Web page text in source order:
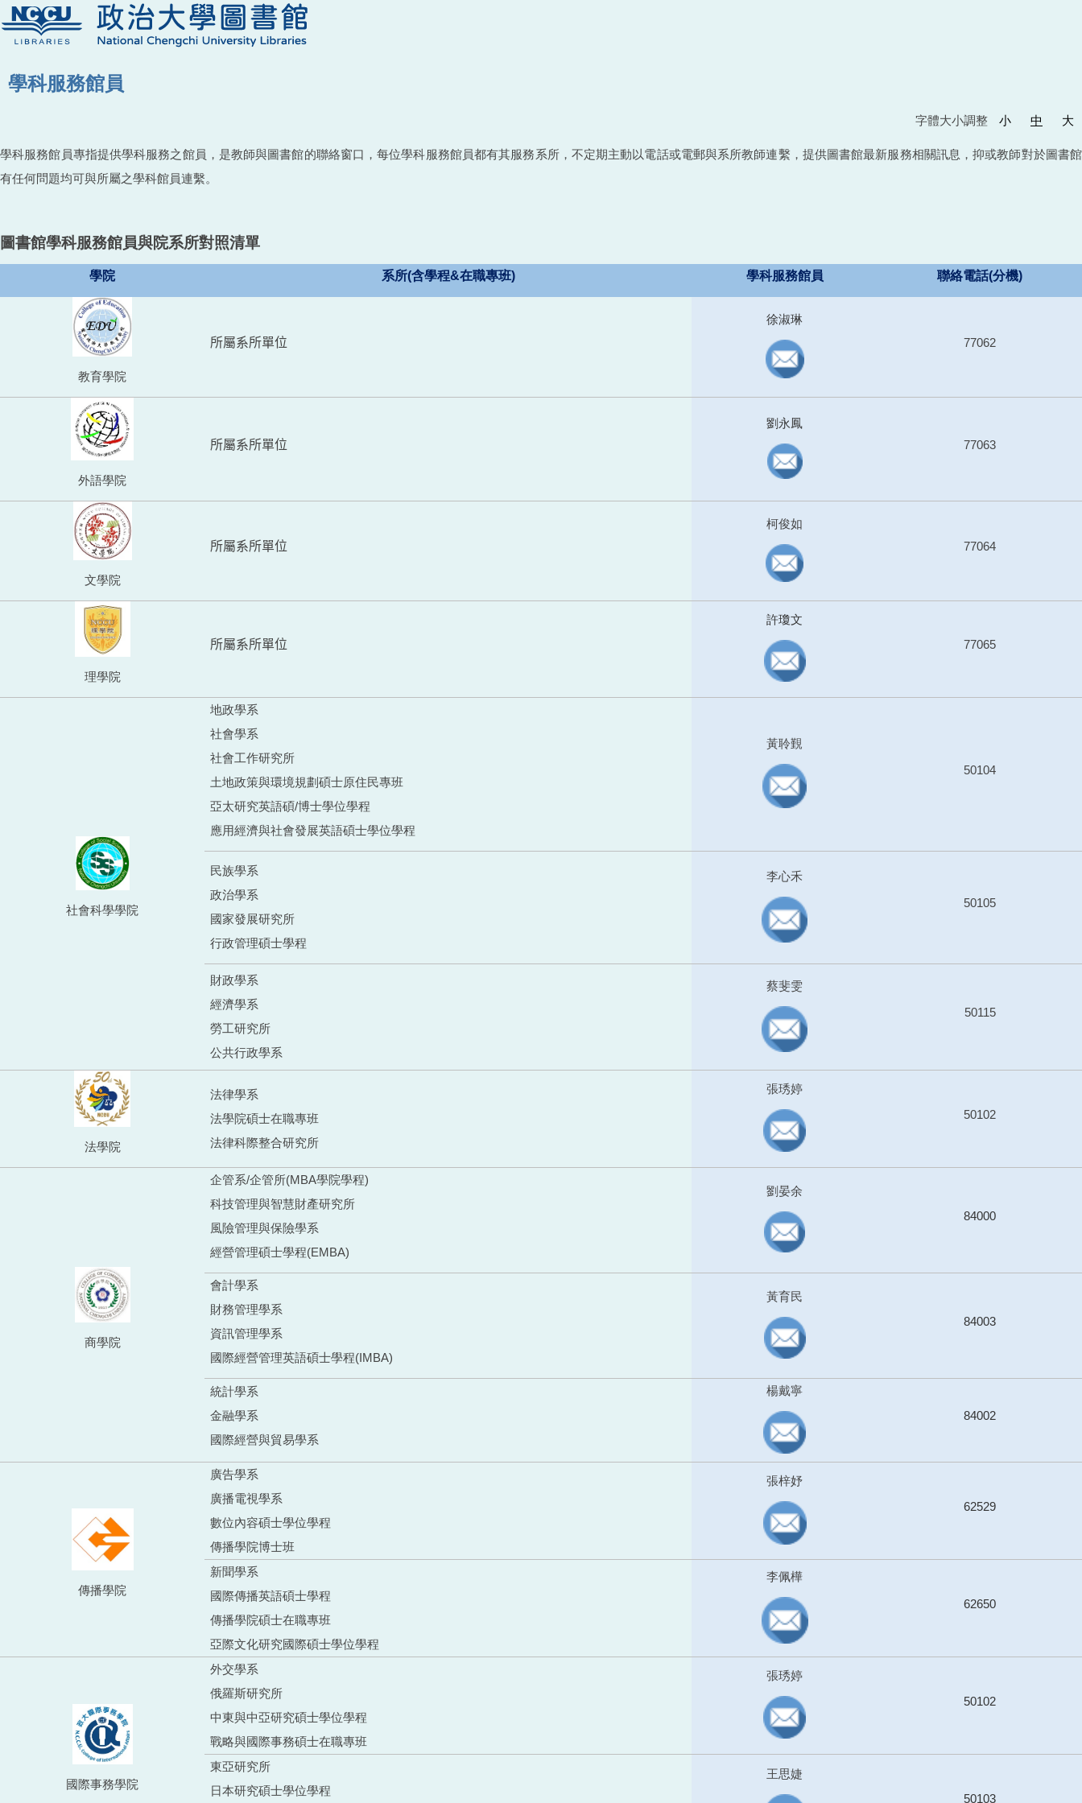
學科服務館員
字體大小調整 小 中 大
學科服務館員專指提供學科服務之館員，是教師與圖書館的聯絡窗口，每位學科服務館員都有其服務系所，不定期主動以電話或電郵與系所教師連繫，提供圖書館最新服務相關訊息，抑或教師對於圖書館
有任何問題均可與所屬之學科館員連繫。
圖書館學科服務館員與院系所對照清單
學院 系所(含學程&在職專班) 學科服務館員 聯絡電話(分機)
教育學院
所屬系所單位
徐淑琳
77062
外語學院
所屬系所單位
劉永鳳
77063
文學院
所屬系所單位
柯俊如
77064
理學院
所屬系所單位
許瓊文
77065
社會科學學院
地政學系
社會學系
社會工作研究所
土地政策與環境規劃碩士原住民專班
亞太研究英語碩/博士學位學程
應用經濟與社會發展英語碩士學位學程
黃聆覲
50104
民族學系
政治學系
國家發展研究所
行政管理碩士學程
李心禾
50105
財政學系
經濟學系
勞工研究所
公共行政學系
蔡斐雯
50115
法學院
法律學系
法學院碩士在職專班
法律科際整合研究所
張琇婷
50102
商學院
企管系/企管所(MBA學院學程)
科技管理與智慧財產研究所
風險管理與保險學系
經營管理碩士學程(EMBA)
劉晏余
84000
會計學系
財務管理學系
資訊管理學系
國際經營管理英語碩士學程(IMBA)
黃育民
84003
統計學系
金融學系
國際經營與貿易學系
楊戴寧
84002
傳播學院
廣告學系
廣播電視學系
數位內容碩士學位學程
傳播學院博士班
張梓妤
62529
新聞學系
國際傳播英語碩士學程
傳播學院碩士在職專班
亞際文化研究國際碩士學位學程
李佩樺
62650
國際事務學院
外交學系
俄羅斯研究所
中東與中亞研究碩士學位學程
戰略與國際事務碩士在職專班
張琇婷
50102
東亞研究所
日本研究碩士學位學程
王思婕
50103